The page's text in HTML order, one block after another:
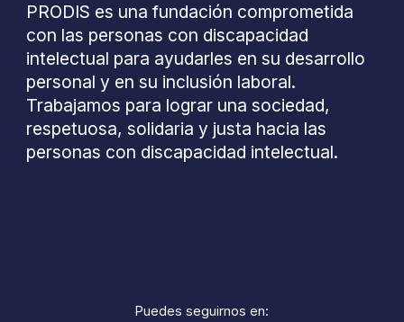
PRODIS es una fundación comprometida
con las personas con discapacidad
intelectual para ayudarles en su desarrollo
personal y en su inclusión laboral.
Trabajamos para lograr una sociedad,
respetuosa, solidaria y justa hacia las
personas con discapacidad intelectual.
Puedes seguirnos en: